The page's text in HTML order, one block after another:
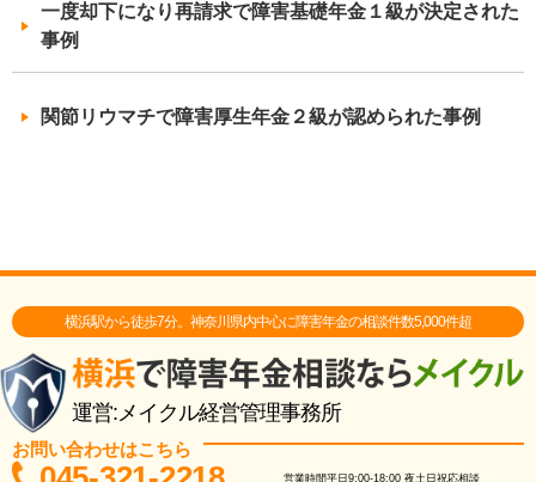
一度却下になり再請求で障害基礎年金１級が決定された
事例
関節リウマチで障害厚生年金２級が認められた事例
横浜駅から徒歩7分。神奈川県内中心に障害年金の相談件数5,000件超
運営:メイクル経営管理事務所
お問い合わせはこちら
営業時間平日9:00-18:00夜土日祝応相談